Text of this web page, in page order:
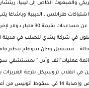
والمبعوث الخاص إلى ليبيا،
بقيمة 30 مليار دولار لإفريقيا
في شركة بشاي للصلب في مدينة
عمليات"أنف وآذن " بمستشفي
في انقلاب تروسيكل بترعة الغريزات
من أعلى الطريق ا...